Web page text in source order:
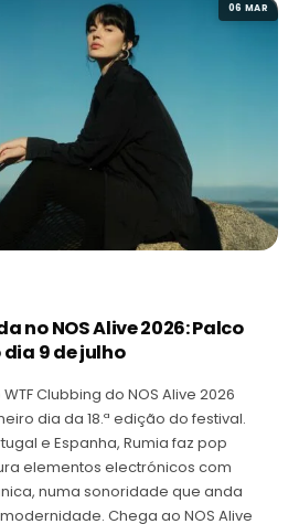
06 MAR
no NOS Alive 2026: Palco
dia 9 de julho
Clubbing do NOS Alive 2026
dia da 18.ª edição do festival.
e Espanha, Rumia faz pop
elementos electrónicos com
numa sonoridade que anda
Chega ao NOS Alive